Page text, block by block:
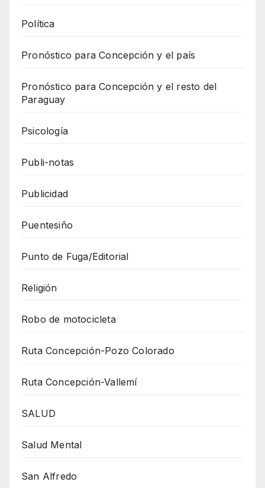
Política
Pronóstico para Concepción y el país
Pronóstico para Concepción y el resto del
Paraguay
Psicología
Publi-notas
Publicidad
Puentesiño
Punto de Fuga/Editorial
Religión
Robo de motocicleta
Ruta Concepción-Pozo Colorado
Ruta Concepción-Vallemí
SALUD
Salud Mental
San Alfredo